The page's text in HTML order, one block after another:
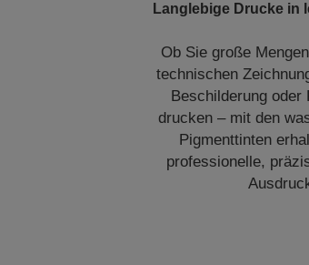
Langlebige Drucke in
Ob Sie große
technischen
Beschilderung oder
drucken – mit den
Pigmenttinten
professionelle,